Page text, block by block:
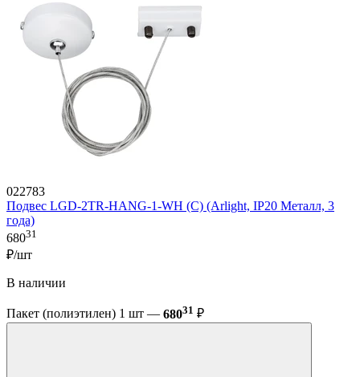
022783
Подвес LGD-2TR-HANG-1-WH (C) (Arlight, IP20 Металл, 3
года)
68031
₽/шт
В наличии
Пакет (полиэтилен) 1 шт — 68031 ₽